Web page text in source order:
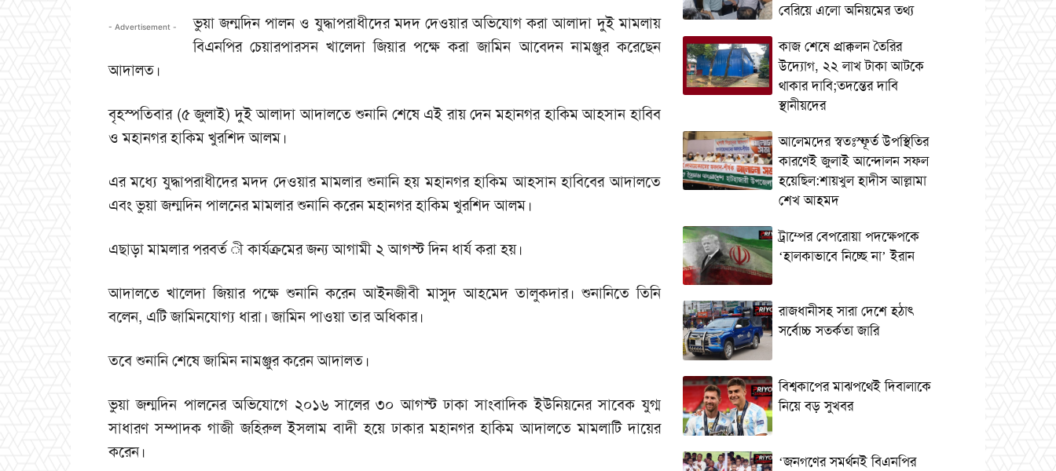
- Advertisement -
ভুয়া জন্মদিন পালন ও যুদ্ধাপরাধীদের মদদ দেওয়ার অভিযোগ করা আলাদা দুই মামলায়
বিএনপির চেয়ারপারসন খালেদা জিয়ার পক্ষে করা জামিন আবেদন নামঞ্জুর করেছেন
আদালত।
বৃহস্পতিবার (৫ জুলাই) দুই আলাদা আদালতে শুনানি শেষে এই রায় দেন মহানগর হাকিম আহসান হাবিব
ও মহানগর হাকিম খুরশিদ আলম।
এর মধ্যে যুদ্ধাপরাধীদের মদদ দেওয়ার মামলার শুনানি হয় মহানগর হাকিম আহসান হাবিবের আদালতে
এবং ভুয়া জন্মদিন পালনের মামলার শুনানি করেন মহানগর হাকিম খুরশিদ আলম।
এছাড়া মামলার পরবর্ত ী কার্যক্রমের জন্য আগামী ২ আগস্ট দিন ধার্য করা হয়।
আদালতে খালেদা জিয়ার পক্ষে শুনানি করেন আইনজীবী মাসুদ আহমেদ তালুকদার। শুনানিতে তিনি
বলেন, এটি জামিনযোগ্য ধারা। জামিন পাওয়া তার অধিকার।
তবে শুনানি শেষে জামিন নামঞ্জুর করেন আদালত।
ভুয়া জন্মদিন পালনের অভিযোগে ২০১৬ সালের ৩০ আগস্ট ঢাকা সাংবাদিক ইউনিয়নের সাবেক যুগ্ম
সাধারণ সম্পাদক গাজী জহিরুল ইসলাম বাদী হয়ে ঢাকার মহানগর হাকিম আদালতে মামলাটি দায়ের
করেন।
বেরিয়ে এলো অনিয়মের তথ্য
কাজ শেষে প্রাক্কলন তৈরির
উদ্যোগ, ২২ লাখ টাকা আটকে
থাকার দাবি;তদন্তের দাবি
স্থানীয়দের
আলেমদের স্বতঃস্ফূর্ত উপস্থিতির
কারণেই জুলাই আন্দোলন সফল
হয়েছিল:শায়খুল হাদীস আল্লামা
শেখ আহমদ
ট্রাম্পের বেপরোয়া পদক্ষেপকে
‘হালকাভাবে নিচ্ছে না’ ইরান
রাজধানীসহ সারা দেশে হঠাৎ
সর্বোচ্চ সতর্কতা জা‌রি
বিশ্বকাপের মাঝপথেই দিবালাকে
নিয়ে বড় সুখবর
‘জনগণের সমর্থনই বিএনপির